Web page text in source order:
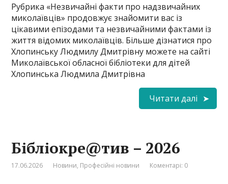
Рубрика «Незвичайні факти про надзвичайних
миколаївців» продовжує знайомити вас із
цікавими епізодами та незвичайними фактами із
життя відомих миколаївців. Більше дізнатися про
Хлопинську Людмилу Дмитрівну можете на сайті
Миколаївської обласної бібліотеки для дітей
Хлопинська Людмила Дмитрівна
Читати далі
Бібліокре@тив – 2026
17.06.2026 Новини, Професійні новини Коментарі: 0